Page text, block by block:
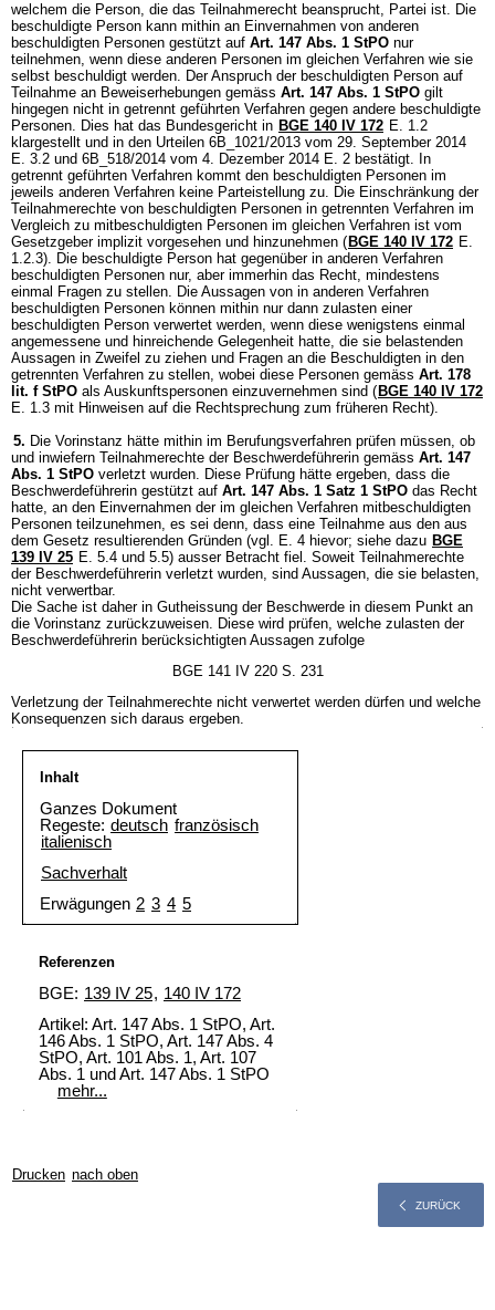
welchem die Person, die das Teilnahmerecht beansprucht, Partei ist. Die
beschuldigte Person kann mithin an Einvernahmen von anderen
beschuldigten Personen gestützt auf Art. 147 Abs. 1 StPO nur
teilnehmen, wenn diese anderen Personen im gleichen Verfahren wie sie
selbst beschuldigt werden. Der Anspruch der beschuldigten Person auf
Teilnahme an Beweiserhebungen gemäss Art. 147 Abs. 1 StPO gilt
hingegen nicht in getrennt geführten Verfahren gegen andere beschuldigte
Personen. Dies hat das Bundesgericht in BGE 140 IV 172 E. 1.2
klargestellt und in den Urteilen 6B_1021/2013 vom 29. September 2014
E. 3.2 und 6B_518/2014 vom 4. Dezember 2014 E. 2 bestätigt. In
getrennt geführten Verfahren kommt den beschuldigten Personen im
jeweils anderen Verfahren keine Parteistellung zu. Die Einschränkung der
Teilnahmerechte von beschuldigten Personen in getrennten Verfahren im
Vergleich zu mitbeschuldigten Personen im gleichen Verfahren ist vom
Gesetzgeber implizit vorgesehen und hinzunehmen ( BGE 140 IV 172 E.
1.2.3). Die beschuldigte Person hat gegenüber in anderen Verfahren
beschuldigten Personen nur, aber immerhin das Recht, mindestens
einmal Fragen zu stellen. Die Aussagen von in anderen Verfahren
beschuldigten Personen können mithin nur dann zulasten einer
beschuldigten Person verwertet werden, wenn diese wenigstens einmal
angemessene und hinreichende Gelegenheit hatte, die sie belastenden
Aussagen in Zweifel zu ziehen und Fragen an die Beschuldigten in den
getrennten Verfahren zu stellen, wobei diese Personen gemäss Art. 178
lit. f StPO als Auskunftspersonen einzuvernehmen sind ( BGE 140 IV 172
E. 1.3 mit Hinweisen auf die Rechtsprechung zum früheren Recht).
5. Die Vorinstanz hätte mithin im Berufungsverfahren prüfen müssen, ob
und inwiefern Teilnahmerechte der Beschwerdeführerin gemäss Art. 147
Abs. 1 StPO verletzt wurden. Diese Prüfung hätte ergeben, dass die
Beschwerdeführerin gestützt auf Art. 147 Abs. 1 Satz 1 StPO das Recht
hatte, an den Einvernahmen der im gleichen Verfahren mitbeschuldigten
Personen teilzunehmen, es sei denn, dass eine Teilnahme aus den aus
dem Gesetz resultierenden Gründen (vgl. E. 4 hievor; siehe dazu BGE
139 IV 25 E. 5.4 und 5.5) ausser Betracht fiel. Soweit Teilnahmerechte
der Beschwerdeführerin verletzt wurden, sind Aussagen, die sie belasten,
nicht verwertbar.
Die Sache ist daher in Gutheissung der Beschwerde in diesem Punkt an
die Vorinstanz zurückzuweisen. Diese wird prüfen, welche zulasten der
Beschwerdeführerin berücksichtigten Aussagen zufolge
BGE 141 IV 220 S. 231
Verletzung der Teilnahmerechte nicht verwertet werden dürfen und welche
Konsequenzen sich daraus ergeben.
Inhalt
Ganzes Dokument
Regeste: deutsch französisch
italienisch
Sachverhalt
Erwägungen 2 3 4 5
Referenzen
BGE: 139 IV 25, 140 IV 172
Artikel: Art. 147 Abs. 1 StPO, Art.
146 Abs. 1 StPO, Art. 147 Abs. 4
StPO, Art. 101 Abs. 1, Art. 107
Abs. 1 undArt. 147 Abs. 1 StPO
mehr...
Drucken nach oben
ZURÜCK